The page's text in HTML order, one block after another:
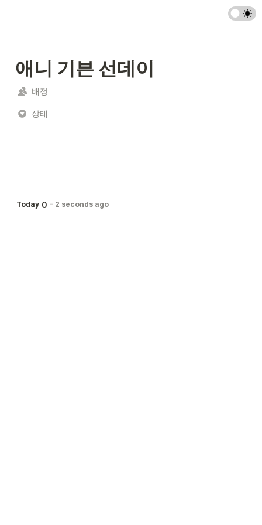
애니 기븐 선데이
배정
상태
Today 0 - 2 seconds ago